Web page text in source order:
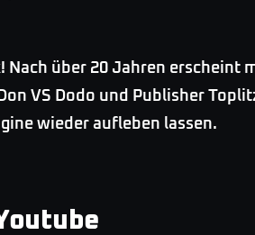
Nach über 20 Jahren erscheint
VS Dodo und Publisher
wieder aufleben lassen.